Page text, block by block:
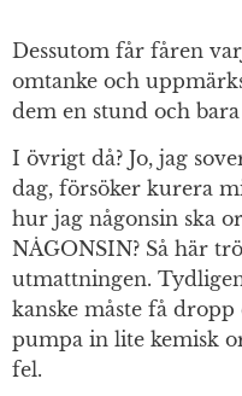
Dessutom får fåren
omtanke och
dem en stund och
I övrigt då? Jo, jag
dag, försöker kurera
hur jag någonsin ska
NÅGONSIN? Så här
utmattningen.
kanske måste få
pumpa in lite kemisk
fel.